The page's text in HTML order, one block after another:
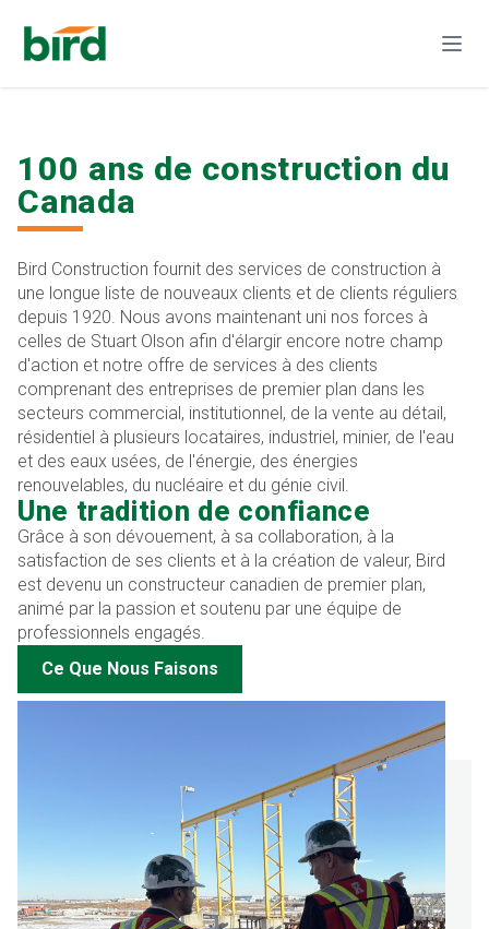
100 ans de construction du
Canada
Bird Construction fournit des services de construction à
une longue liste de nouveaux clients et de clients réguliers
depuis 1920. Nous avons maintenant uni nos forces à
celles de Stuart Olson afin d'élargir encore notre champ
d'action et notre offre de services à des clients
comprenant des entreprises de premier plan dans les
secteurs commercial, institutionnel, de la vente au détail,
résidentiel à plusieurs locataires, industriel, minier, de l'eau
et des eaux usées, de l'énergie, des énergies
renouvelables, du nucléaire et du génie civil.
Une tradition de confiance
Grâce à son dévouement, à sa collaboration, à la
satisfaction de ses clients et à la création de valeur, Bird
est devenu un constructeur canadien de premier plan,
animé par la passion et soutenu par une équipe de
professionnels engagés.
Ce Que Nous Faisons